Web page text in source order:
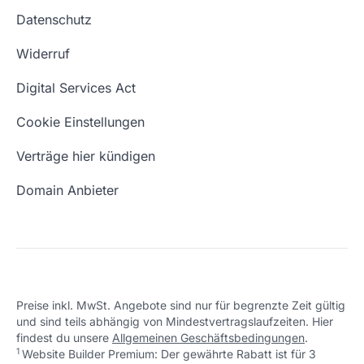
Blog
Webhosting-Lexikon
Whois Domain
Was ist eine Domain?
Domain Umzug
Wie ist meine IP?
Email Adresse erstellen
Datenschutz
Widerruf
Digital Services Act
Cookie Einstellungen
Verträge hier kündigen
Domain Anbieter
Preise inkl. MwSt. Angebote sind nur für begrenzte Zeit gültig
und sind teils abhängig von Mindestvertragslaufzeiten. Hier
findest du unsere Allgemeinen Geschäftsbedingungen.
1 Website Builder Premium: Der gewährte Rabatt ist für 3